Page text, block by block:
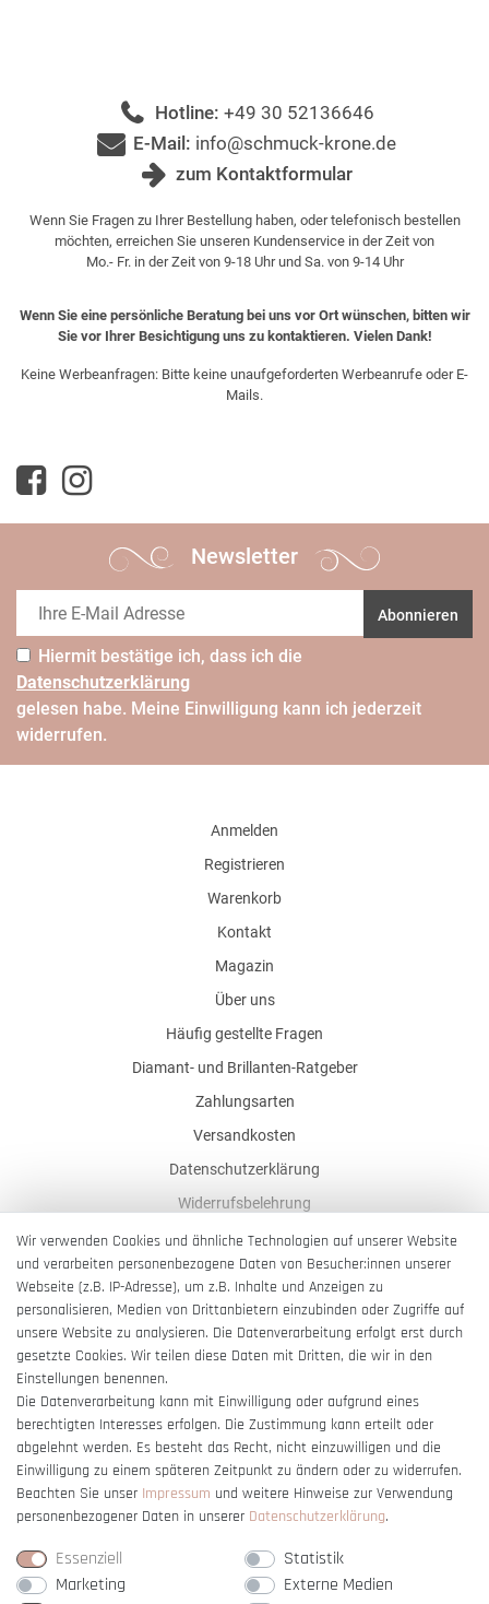
Hotline: +49 30 52136646
E-Mail: info@schmuck-krone.de
zum Kontaktformular
Wenn Sie Fragen zu Ihrer Bestellung haben, oder telefonisch bestellen
möchten, erreichen Sie unseren Kundenservice in der Zeit von
Mo.- Fr. in der Zeit von 9-18 Uhr und Sa. von 9-14 Uhr
Wenn Sie eine persönliche Beratung bei uns vor Ort wünschen, bitten wir
Sie vor Ihrer Besichtigung uns zu kontaktieren. Vielen Dank!
Keine Werbeanfragen: Bitte keine unaufgeforderten Werbeanrufe oder E-
Mails.
Newsletter
Abonnieren
Hiermit bestätige ich, dass ich die
Daten­schutz­erklärung
gelesen habe. Meine Einwilligung kann ich jederzeit
widerrufen.
Anmelden
Registrieren
Warenkorb
Kontakt
Magazin
Über uns
Häufig gestellte Fragen
Diamant- und Brillanten-Ratgeber
Zahlungsarten
Versandkosten
Datenschutzerklärung
Widerrufsbelehrung
AGB
Impressum
Barrierefreiheitserklärung
Vertrag widerrufen
Wir verwenden Cookies und ähnliche Technologien auf unserer Website
und verarbeiten personenbezogene Daten von Besucher:innen unserer
Webseite (z.B. IP-Adresse), um z.B. Inhalte und Anzeigen zu
personalisieren, Medien von Drittanbietern einzubinden oder Zugriffe auf
unsere Website zu analysieren. Die Datenverarbeitung erfolgt erst durch
gesetzte Cookies. Wir teilen diese Daten mit Dritten, die wir in den
Einstellungen benennen.
Die Datenverarbeitung kann mit Einwilligung oder aufgrund eines
berechtigten Interesses erfolgen. Die Zustimmung kann erteilt oder
abgelehnt werden. Es besteht das Recht, nicht einzuwilligen und die
Einwilligung zu einem späteren Zeitpunkt zu ändern oder zu widerrufen.
Beachten Sie unser Impressum und weitere Hinweise zur Verwendung
personenbezogener Daten in unserer Daten­schutz­erklärung.
Essenziell
Statistik
Marketing
Externe Medien